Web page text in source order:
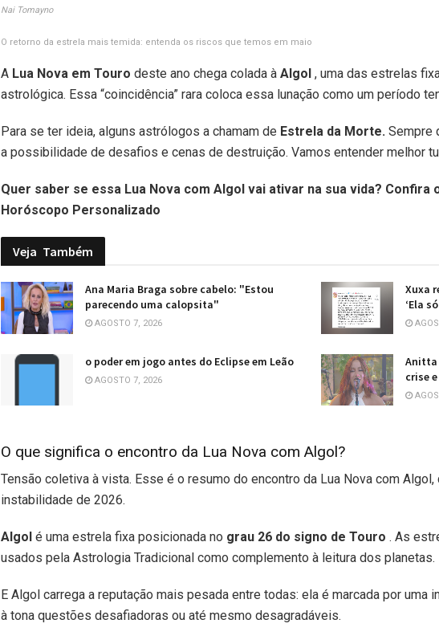
Nai Tomayno
O retorno da estrela mais temida: entenda os riscos que temos em maio
A Lua Nova em Touro deste ano chega colada à Algol , uma das estrelas
astrológica. Essa “coincidência” rara coloca essa lunação como um período
Para se ter ideia, alguns astrólogos a chamam de Estrela da Morte. Sempre
a possibilidade de desafios e cenas de destruição. Vamos entender melhor
Quer saber se essa Lua Nova com Algol vai ativar na sua vida? Confira
Horóscopo Personalizado
Veja Também
Ana Maria Braga sobre cabelo: "Estou
parecendo uma calopsita"
AGOSTO 7, 2026
Xuxa
‘Ela
o poder em jogo antes do Eclipse em Leão
AGOSTO 7, 2026
Anitta
crise
O que significa o encontro da Lua Nova com Algol?
Tensão coletiva à vista. Esse é o resumo do encontro da Lua Nova com
instabilidade de 2026.
Algol é uma estrela fixa posicionada no grau 26 do signo de Touro . As
usados pela Astrologia Tradicional como complemento à leitura dos planetas.
E Algol carrega a reputação mais pesada entre todas: ela é marcada por uma
à tona questões desafiadoras ou até mesmo desagradáveis.